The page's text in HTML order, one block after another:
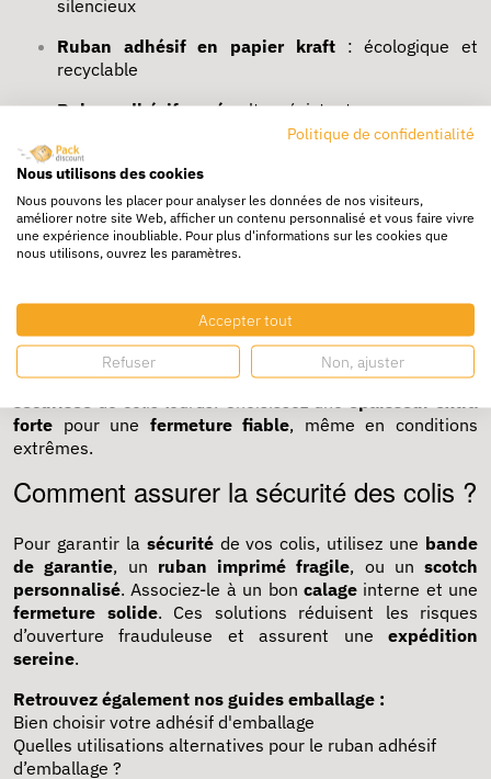
silencieux
Ruban adhésif en papier kraft: écologique et
recyclable
Ruban adhésif armé: ultra résistant
Ruban adhésif large
: pour les grands formats de
cartons
Ruban adhésif silencieux: idéal pour les
environnements de bureau
Nos rubans offrent unehaute qualitéd’adhérence, qu’ils
soient
économiques premium . Lescotch armé
est
particulièrementsolideet adapté à l’expédition
forte pour une fermeture fiable, même en conditions
extrêmes.
Comment assurer la sécurité des colis ?
Pour garantir la sécuritéde vos colis, utilisez une bande
de garantie, un ruban imprimé fragile, ou un scotch
personnalisé. Associez-le à un bon calageinterne et une
fermeture solide. Ces solutions réduisent les risques
d’ouverture frauduleuse et assurent une expédition
sereine.
Retrouvez également nos guides emballage :
Bien choisir votre adhésif d'emballage
Quelles utilisations alternatives pour le ruban adhésif
d’emballage ?
Politique de confidentialité
Nous utilisons des cookies
Nous pouvons les placer pour analyser les données de nos visiteurs,
améliorer notre site Web, afficher un contenu personnalisé et vous faire vivre
une expérience inoubliable. Pour plus d'informations sur les cookies que
nous utilisons, ouvrez les paramètres.
Accepter tout
Refuser Non, ajuster